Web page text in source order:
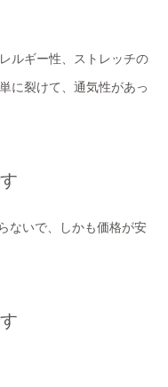
ルギー性、ストレッチの
に裂けて、通気性があっ
ないで、しかも価格が安